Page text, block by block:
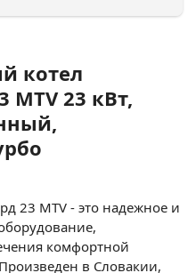
котел
MTV 23 кВт,
23 MTV - это надежное и
комфортной
в Словакии,